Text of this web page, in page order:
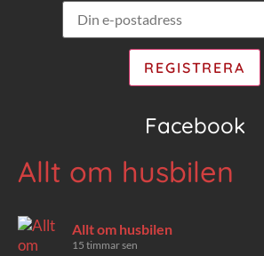
Facebook
Allt om husbilen
Allt om husbilen
15 timmar sen